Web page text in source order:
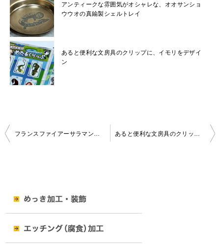
アンティークな雰囲気がオシャレな、オオサンショ
ウウオの真鍮製シェルトレイ
あると便利な文房具のクリップに、イモリをデザイ
ン
投
ゲ
ー
シ
フランスファイアーサラマンダーの、かわいい真鍮製キーホルダー発売 あると便利な文房具のクリップに、イモリをデザイン